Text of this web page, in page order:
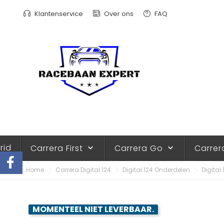
Klantenservice Over ons FAQ
Carrera First keyboard_arrow_down Carrera Go keyboard_arrow_down
Home Carrera Digital 124 Digital 124 Onderdelen Digital
MOMENTEEL NIET LEVERBAAR.